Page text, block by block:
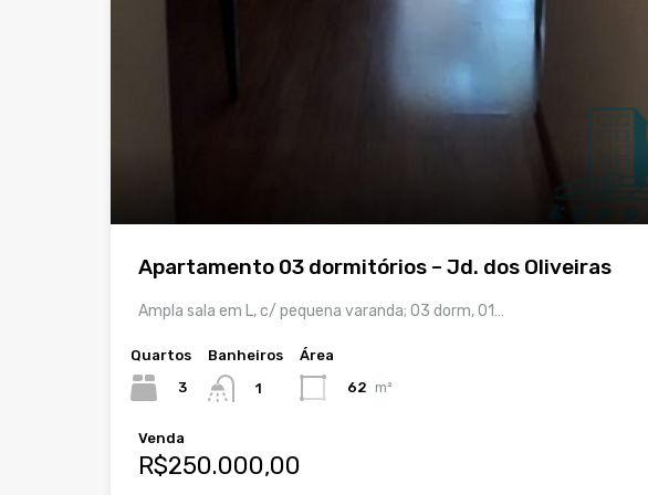
Apartamento 03 dormitórios – Jd. dos Oliveiras
Ampla sala em L, c/ pequena varanda; 03 dorm, 01…
Quartos
3
Banheiros
1
Área
62 m²
Venda
R$250.000,00